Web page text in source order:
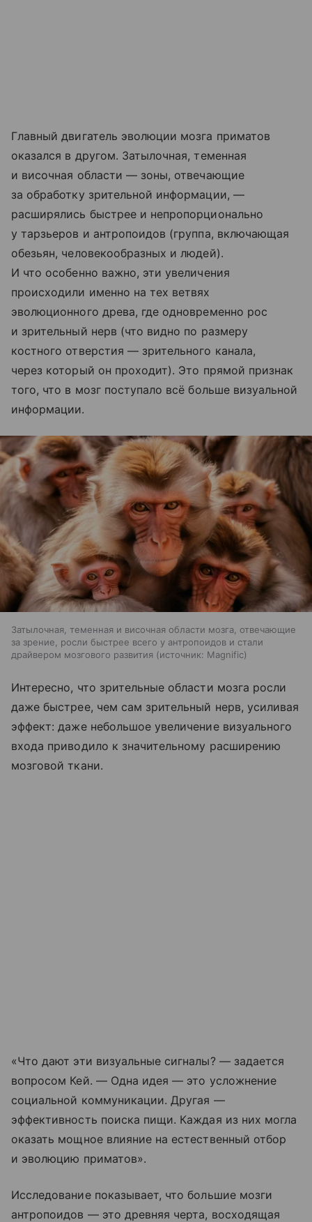
Главный двигатель эволюции мозга приматов
оказался в другом. Затылочная, теменная
и височная области — зоны, отвечающие
за обработку зрительной информации, —
расширялись быстрее и непропорционально
у тарзьеров и антропоидов (группа, включающая
обезьян, человекообразных и людей).
И что особенно важно, эти увеличения
происходили именно на тех ветвях
эволюционного древа, где одновременно рос
и зрительный нерв (что видно по размеру
костного отверстия — зрительного канала,
через который он проходит). Это прямой признак
того, что в мозг поступало всё больше визуальной
информации.
Затылочная, теменная и височная области мозга, отвечающие
за зрение, росли быстрее всего у антропоидов и стали
драйвером мозгового развития
источник: Magnific
Интересно, что зрительные области мозга росли
даже быстрее, чем сам зрительный нерв, усиливая
эффект: даже небольшое увеличение визуального
входа приводило к значительному расширению
мозговой ткани.
«Что дают эти визуальные сигналы? — задается
вопросом Кей. — Одна идея — это усложнение
социальной коммуникации. Другая —
эффективность поиска пищи. Каждая из них могла
оказать мощное влияние на естественный отбор
и эволюцию приматов».
Исследование показывает, что большие мозги
антропоидов — это древняя черта, восходящая